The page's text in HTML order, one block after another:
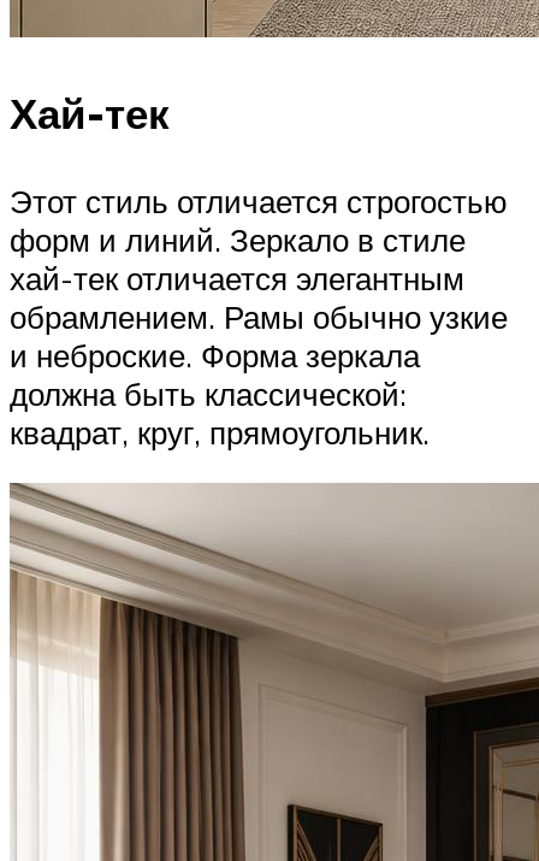
Хай-тек
Этот стиль отличается строгостью
форм и линий. Зеркало в стиле
хай-тек отличается элегантным
обрамлением. Рамы обычно узкие
и неброские. Форма зеркала
должна быть классической:
квадрат, круг, прямоугольник.